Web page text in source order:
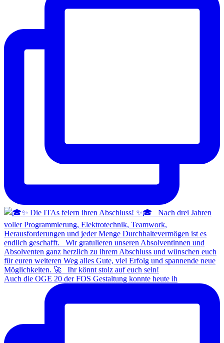
Auch die OGE 20 der FOS Gestaltung konnte heute ih